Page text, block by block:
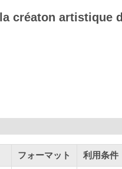
créaton artistique
フォーマット 利用条件